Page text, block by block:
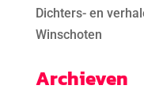
Dichters- en
Winschoten
Archieven